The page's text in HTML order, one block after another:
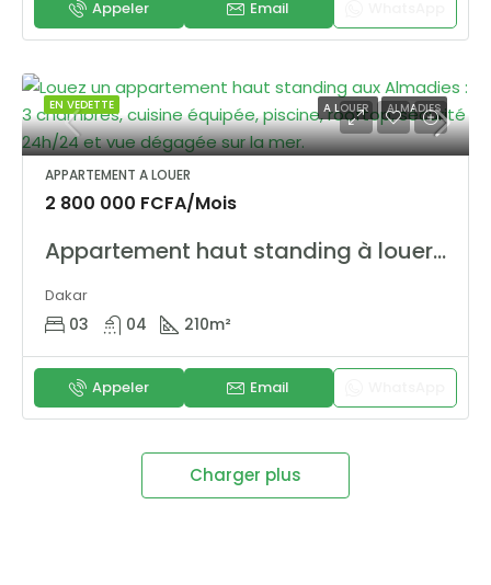
Appeler Email
EN VEDETTE A LOUER ALMADIES
APPARTEMENT A LOUER
2 800 000 FCFA/Mois
Appartement haut standing à louer aux Almadies – Vue dégagée, piscine, rooftop et sécurité 24h/24
Dakar
03 04 210m²
Appeler Email
Charger plus